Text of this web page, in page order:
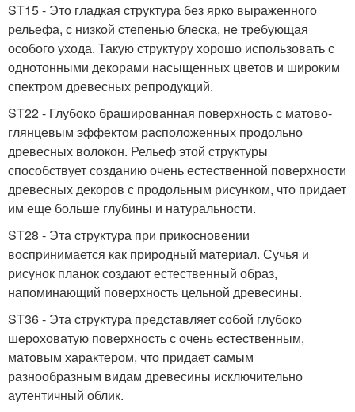
ST15 - Это гладкая структура без ярко выраженного
рельефа, с низкой степенью блеска, не требующая
особого ухода. Такую структуру хорошо использовать с
однотонными декорами насыщенных цветов и широким
спектром древесных репродукций.
ST22 - Глубоко брашированная поверхность с матово-
глянцевым эффектом расположенных продольно
древесных волокон. Рельеф этой структуры
способствует созданию очень естественной поверхности
древесных декоров с продольным рисунком, что придает
им еще больше глубины и натуральности.
ST28 - Эта структура при прикосновении
воспринимается как природный материал. Сучья и
рисунок планок создают естественный образ,
напоминающий поверхность цельной древесины.
ST36 - Эта структура представляет собой глубоко
шероховатую поверхность с очень естественным,
матовым характером, что придает самым
разнообразным видам древесины исключительно
аутентичный облик.